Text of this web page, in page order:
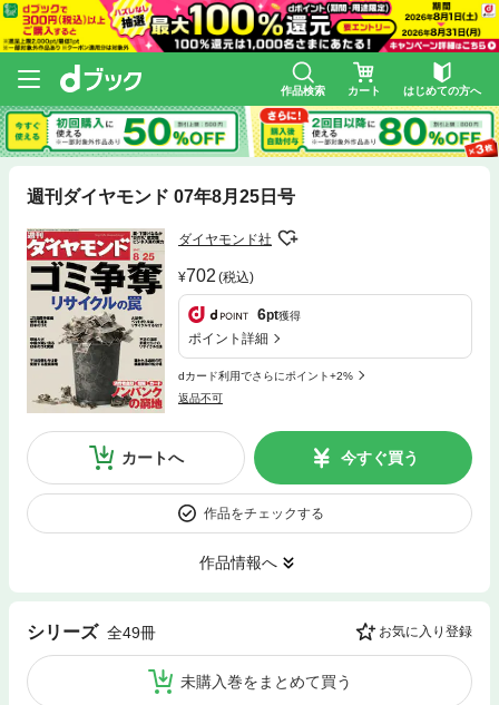
作品検索 カート はじめての方へ
週刊ダイヤモンド 07年8月25日号
ダイヤモンド社
702 (税込)
6pt獲得
ポイント詳細
dカード利用でさらにポイント+2%
返品不可
カートへ 今すぐ買う
作品をチェックする
作品情報へ
シリーズ 全49冊 お気に入り登録
未購入巻をまとめて買う